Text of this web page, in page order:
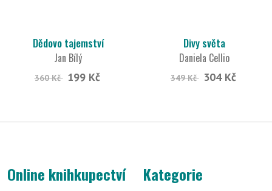
Dědovo tajemství
Jan Bílý
360 Kč 199 Kč
Divy světa
Daniela Cellio
349 Kč 304 Kč
Online knihkupectví Kategorie